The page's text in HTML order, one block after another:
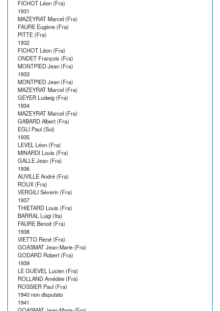
FICHOT Léon (Fra)
1931
MAZEYRAT Marcel (Fra)
FAURE Eugène (Fra)
PITTE (Fra)
1932
FICHOT Léon (Fra)
ONDET François (Fra)
MONTPIED Jean (Fra)
1933
MONTPIED Jean (Fra)
MAZEYRAT Marcel (Fra)
GEYER Ludwig (Fra)
1934
MAZEYRAT Marcel (Fra)
GABARD Albert (Fra)
EGLI Paul (Sui)
1935
LEVEL Léon (Fra)
MINARDI Louis (Fra)
GALLE Jean (Fra)
1936
AUVILLE André (Fra)
ROUX (Fra)
VERGILI Séverin (Fra)
1937
THIETARD Louis (Fra)
BARRAL Luigi (Ita)
FAURE Benoit (Fra)
1938
VIETTO René (Fra)
GOASMAT Jean-Marie (Fra)
GODARD Robert (Fra)
1939
LE GUEVEL Lucien (Fra)
ROLLAND Amédée (Fra)
ROSSIER Paul (Fra)
1940 non disputato
1941